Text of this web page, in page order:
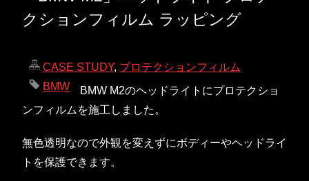
クションフィルム ラッピング
CASE STUDY, プロテクションフィルム
BMW
BMW M2のヘッドライトにプロテクショ
ンフィルムを施工しました。
無色透明なので外観を変えずにボディーやヘッドライ
トを保護できます。